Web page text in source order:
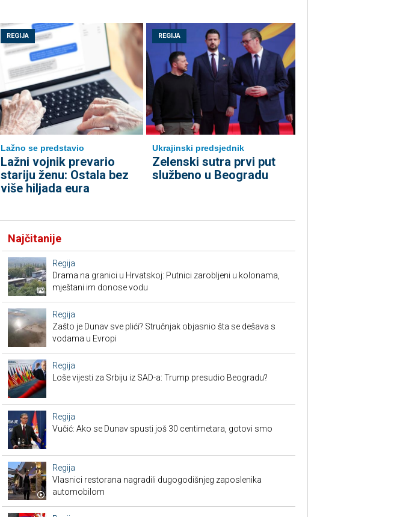
REGIJA
Lažno se predstavio
Lažni vojnik prevario
stariju ženu: Ostala bez
više hiljada eura
REGIJA
Ukrajinski predsjednik
Zelenski sutra prvi put
službeno u Beogradu
Najčitanije
Regija
Drama na granici u Hrvatskoj: Putnici zarobljeni u kolonama,
mještani im donose vodu
Regija
Zašto je Dunav sve plići? Stručnjak objasnio šta se dešava s
vodama u Evropi
Regija
Loše vijesti za Srbiju iz SAD-a: Trump presudio Beogradu?
Regija
Vučić: Ako se Dunav spusti još 30 centimetara, gotovi smo
Regija
Vlasnici restorana nagradili dugogodišnjeg zaposlenika
automobilom